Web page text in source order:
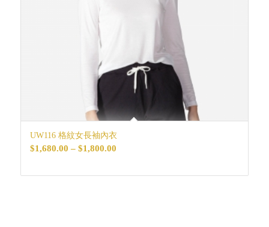
UW116 格紋女長袖內衣
$1,680.00 – $1,800.00價
範